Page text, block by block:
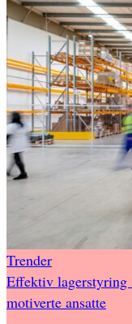
Trender
Effektiv lagerstyring
motiverte ansatte